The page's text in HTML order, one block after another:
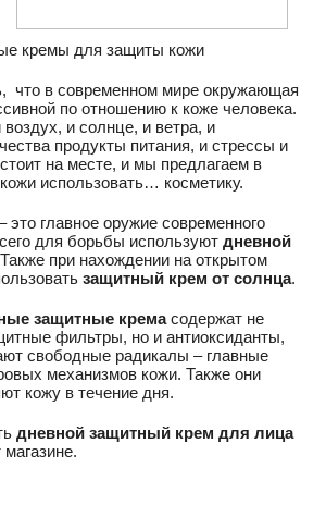
кремы для защиты кожи
что в современном мире окружающая
по отношению к коже человека.
воздух, и солнце, и ветра, и
продукты питания, и стрессы и
на месте, и мы предлагаем в
использовать… косметику.
это главное оружие современного
для борьбы используют дневной
при нахождении на открытом
защитный крем от солнца.
защитные кремасодержат не
фильтры, но и антиоксиданты,
свободные радикалы – главные
механизмов кожи. Также они
кожу в течение дня.
дневной защитный крем для лица